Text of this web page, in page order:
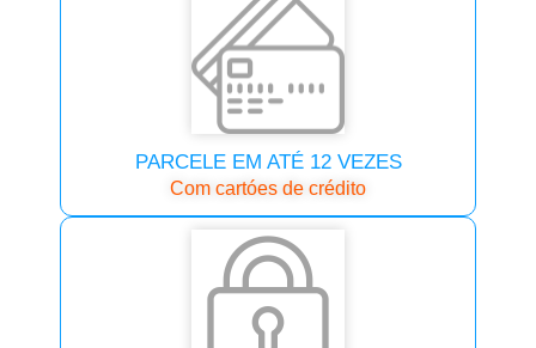
PARCELE EM ATÉ 12 VEZES
Com cartóes de crédito